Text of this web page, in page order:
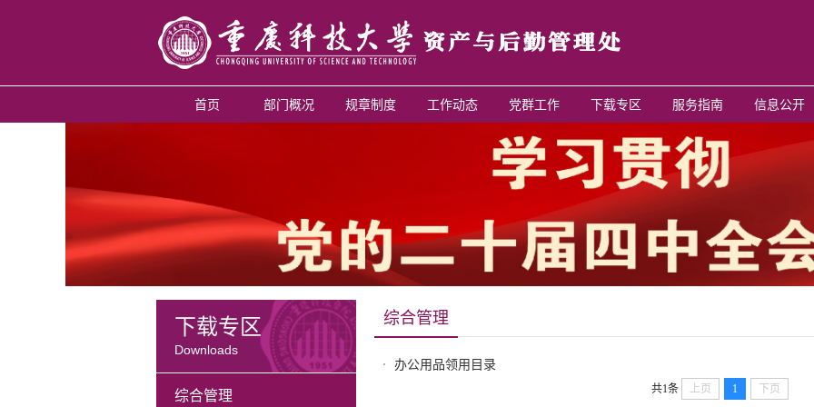
首页 部门概况 规章制度 工作动态 党群工作 下载专区 服务指南 信息公开
下载专区
Downloads
综合管理
综合管理
办公用品领用目录
共1条 上页 1 下页